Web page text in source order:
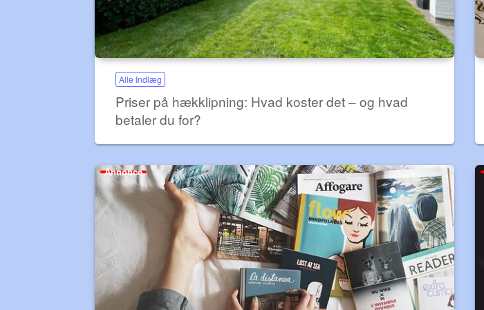
Alle Indlæg
Priser på hækklipning: Hvad koster det – og hvad
betaler du for?
Annonce